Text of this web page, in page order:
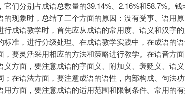
它们分别占成语总数量的39.14%、2.16%和58.7%。
的现象时，总结了三个方面的原因：没有受事、语用原
行成语教学时，首先应从成语的常用度、语义和汉字
标准，进行分级处理。在成语教学实践中，在成语的
，要灵活采用相应的方法和策略进行教学。在语音方
义方面，要注意成语的字面义、附加义、褒贬义、语
；在语法方面，要注意成语的语性，内部构成、句法
用方面，要注意成语的适用范围和限制条件。常用的